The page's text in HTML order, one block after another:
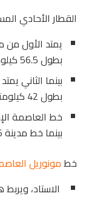
القطار الأحادي
يمتد الأول من
بطول 56.5 كيلومترًا.
بطول 42 كيلومترًا.
بينما خط مدينة 6 أكتوبر سيكون 12 محطة.
خطمونوريل
الاستاد،